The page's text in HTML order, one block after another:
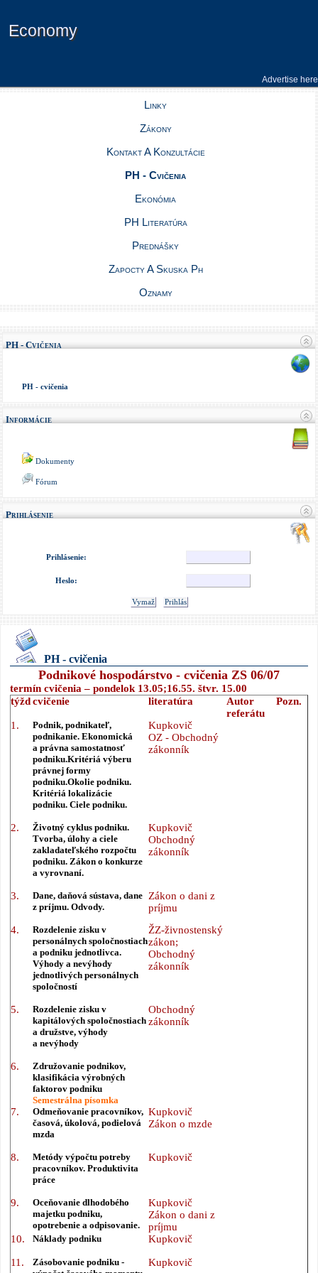
Advertise here
Economy
Economy
Linky
Zákony
Kontakt A Konzultácie
PH - Cvičenia
Ekonómia
PH Literatúra
Prednášky
Zapocty A Skuska Ph
Oznamy
PH - Cvičenia
PH - cvičenia
Informácie
Dokumenty
Fórum
Prihlásenie
Prihlásenie:
Heslo:
Vymaž Prihlás
PH - cvičenia
Podnikové hospodárstvo - cvičenia ZS 06/07
termín cvičenia – pondelok 13.05;16.55. štvr. 15.00
týždcvičenie literatúra
Autor
referátu
Pozn.
1.
Podnik, podnikateľ,
podnikanie. Ekonomická
a právna samostatnosť
podniku.Kritériá výberu
právnej formy
podniku.Okolie podniku.
Kritériá lokalizácie
podniku. Ciele podniku.
Kupkovič
OZ - Obchodný
zákonník
2.
Životný cyklus podniku.
Tvorba, úlohy a ciele
zakladateľského rozpočtu
podniku. Zákon o konkurze
a vyrovnaní.
Kupkovič
Obchodný
zákonník
3.
Dane, daňová sústava, dane
z príjmu. Odvody.
Zákon o dani z
príjmu
4.
Rozdelenie zisku v
personálnych spoločnostiach
a podniku jednotlivca.
Výhody a nevýhody
jednotlivých personálnych
spoločností
ŽZ-živnostenský
zákon;
Obchodný
zákonník
5.
Rozdelenie zisku v
kapitálových spoločnostiach
a družstve, výhody
a nevýhody
Obchodný
zákonník
6.
Združovanie podnikov,
klasifikácia výrobných
faktorov podniku
Semestrálna písomka
7.
Odmeňovanie pracovníkov,
časová, úkolová, podielová
mzda
Kupkovič
Zákon o mzde
8.
Metódy výpočtu potreby
pracovníkov. Produktivita
práce
Kupkovič
9.
Oceňovanie dlhodobého
majetku podniku,
opotrebenie a odpisovanie.
Kupkovič
Zákon o dani z
príjmu
10.
Náklady podniku Kupkovič
11.
Zásobovanie podniku -
Kupkovič